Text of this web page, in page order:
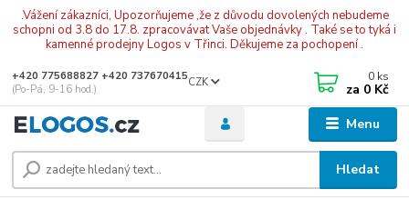
.Vážení zákazníci, Upozorňujeme ,že z důvodu dovolených nebudeme
schopni od 3.8 do 17.8. zpracovávat Vaše objednávky . Také se to tyká i
kamenné prodejny Logos v Třinci. Děkujeme za pochopení .
Menu
CZK
Hledat
+420 775688827 +420 737670415
(Po-Pá, 9-16 hod.)
0 ks
za 0 Kč